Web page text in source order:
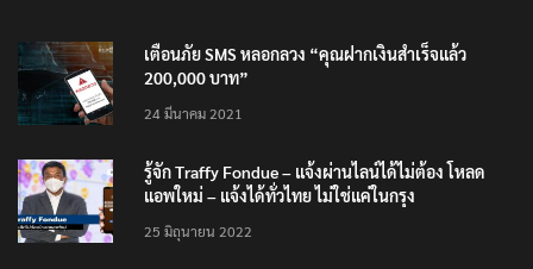
เตือนภัย SMS หลอกลวง “คุณฝากเงินสำเร็จแล้ว
200,000 บาท”
24 มีนาคม 2021
รู้จัก Traffy Fondue – แจ้งผ่านไลน์ได้ไม่ต้อง โหลด
แอพใหม่ – แจ้งได้ทั่วไทย ไม่ใช่แค่ในกรุง
25 มิถุนายน 2022